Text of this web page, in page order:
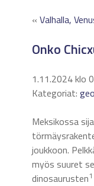
« Valhalla,
Onko
1.11.2024 klo
Kategoriat:
Meksikossa
joukkoon.
myös suuret
dinosaurusten1